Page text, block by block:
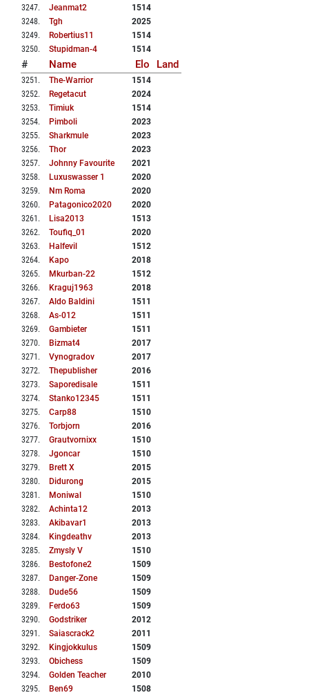
3247. Jeanmat2
1514
3248. Tgh
2025
3249. Robertius11
1514
3250. Stupidman-4 1514
# Name Elo Land
3251 . The-Warrior
1514
3252. Regetacut
2024
3253. Timiuk
1514
3254. Pimboli
2023
3255. Sharkmule
2023
3256. Thor
2023
3257. Johnny Favourite
2021
3258. Luxuswasser 1
2020
3259. Nm Roma
2020
3260. Patagonico2020
2020
3261 . Lisa2013
1513
3262. Toufiq_01
2020
3263. Halfevil
1512
3264. Kapo
2018
3265. Mkurban-22
1512
3266. Kraguj1963
2018
3267. Aldo Baldini
1511
3268. As-012
1511
3269. Gambieter
1511
3270. Bizmat4
2017
3271 . Vynogradov
2017
3272. Thepublisher
2016
3273. Saporedisale
1511
3274. Stanko12345
1511
3275. Carp88
1510
3276. Torbjorn
2016
3277. Grautvornixx
1510
3278. Jgoncar
1510
3279. Brett X
2015
3280. Didurong
2015
3281 . Moniwal
1510
3282. Achinta12
2013
3283. Akibavar1
2013
3284. Kingdeathv
2013
3285. Zmysly V
1510
3286. Bestofone2
1509
3287. Danger-Zone
1509
3288. Dude56
1509
3289. Ferdo63
1509
3290. Godstriker
2012
3291 . Saiascrack2
2011
3292. Kingjokkulus
1509
3293. Obichess
1509
3294. Golden Teacher
2010
3295. Ben69
1508